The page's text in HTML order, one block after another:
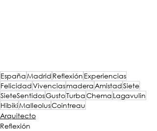
España Madrid Reflexión Experiencias
FelicidadVivenciasmadera AmistadSiete
SieteSentidosGustoTurbaChema Lagavulin
Hibiki MalleolusCointreau
Arquitecto
Reflexión